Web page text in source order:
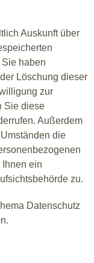
Auskunft über
haben
Löschung dieser
zur
Sie diese
Außerdem
die
Ihnen ein
zu.
Datenschutz